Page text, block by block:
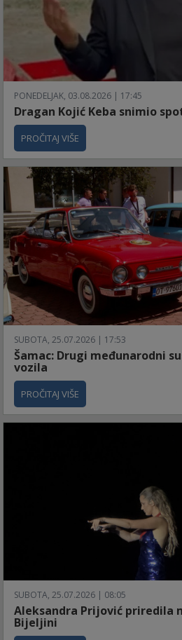
PONEDELJAK, 03.08.2026 | 17:45
Dragan Kojić Keba snimio
PROČITAJ VIŠE
SUBOTA, 25.07.2026 | 17:53
Šamac: Drugi međunarodni
vozila
PROČITAJ VIŠE
SUBOTA, 25.07.2026 | 08:05
Aleksandra Prijović priredila
Bijeljini